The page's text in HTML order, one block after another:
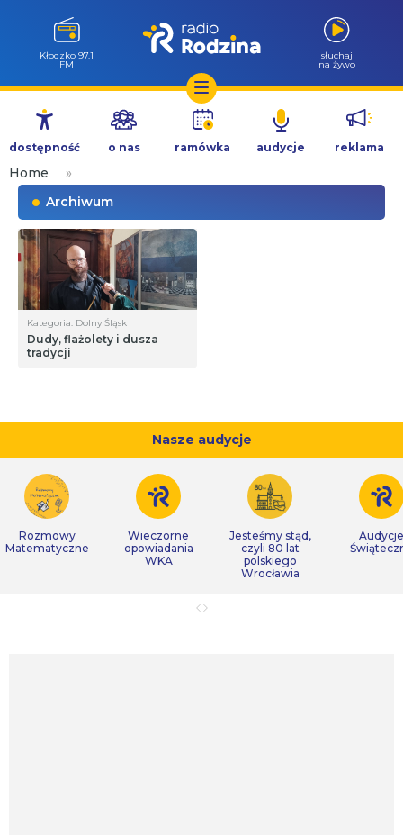
Przejdź
treści
Kłodzko 97.1
FM
słuchaj
na żywo
dostępność o nas ramówka audycje reklama
Home
»
Archiwum
Kategoria: Dolny Śląsk
Dudy, flażolety i dusza
tradycji
Nasze audycje
Rozmowy
Matematyczne
Wieczorne
opowiadania
WKA
Jesteśmy stąd,
czyli 80 lat
polskiego
Wrocławia
Audycje